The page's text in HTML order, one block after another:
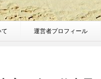
運営者プロフィール